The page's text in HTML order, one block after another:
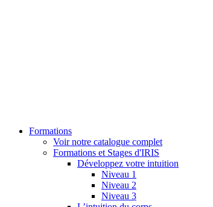
Formations
Voir notre catalogue complet
Formations et Stages d'IRIS
Développez votre intuition
Niveau 1
Niveau 2
Niveau 3